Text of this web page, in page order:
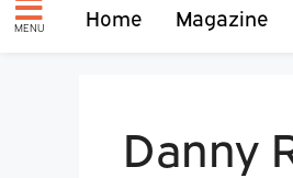
MENU Home Magazine
Danny